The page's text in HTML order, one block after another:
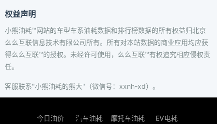
权益声明
小熊油耗™网站的车型车系油耗数据和排行榜数据的所有权益归北京
么么互联信息技术有限公司所有。所有对本站数据的商业应用均应获
得么么互联™的授权。未经许可使用，么么互联™有权追究相应侵权责
任。
客服联系"小熊油耗的熊大"（微信号：xxnh-xd）。
今日油价 汽车油耗 摩托车油耗 EV电耗